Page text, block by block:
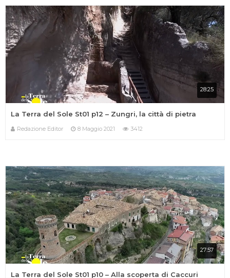
28:25
La Terra del Sole St01 p12 – Zungri, la città di pietra
Redazione Editor 8 Maggio 2021 3412
27:57
La Terra del Sole St01 p10 – Alla scoperta di Caccuri